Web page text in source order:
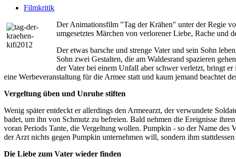
Filmkritik
Der Animationsfilm "Tag der Krähen" unter der Regie
umgesetztes Märchen von verlorener Liebe, Rache und
Der etwas barsche und strenge Vater und sein Sohn
Sohn zwei Gestalten, die am Waldesrand spazieren
der Vater bei einem Unfall aber schwer verletzt, bringt
eine Werbeveranstaltung für die Armee statt und kaum jemand beachtet
Vergeltung üben und Unruhe stiften
Wenig später entdeckt er allerdings den Armeearzt, der verwundete
badet, um ihn von Schmutz zu befreien. Bald nehmen die Ereignisse
voran Periods Tante, die Vergeltung wollen. Pumpkin - so der Name des
der Arzt nichts gegen Pumpkin unternehmen will, sondern ihm
Die Liebe zum Vater wieder finden